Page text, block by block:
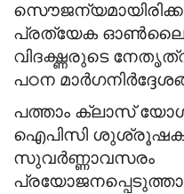
പ്രത്യേക
വിദഗ്ദ്ധരുടെ
പഠന
പത്താം ക്ലാസ്
ഐപിസി
സുവർണ്ണാവസരം